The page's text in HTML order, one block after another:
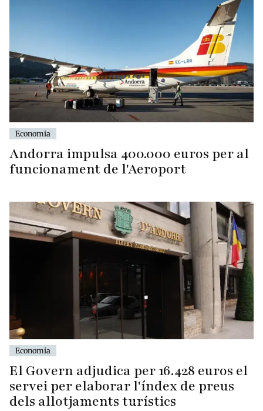
Economia
Andorra impulsa 400.000 euros per al
funcionament de l'Aeroport
Economia
El Govern adjudica per 16.428 euros el
servei per elaborar l'índex de preus
dels allotjaments turístics